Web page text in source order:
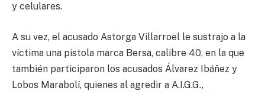
y celulares.
A su vez, el acusado Astorga Villarroel le sustrajo a la
víctima una pistola marca Bersa, calibre 40, en la que
también participaron los acusados Álvarez Ibáñez y
Lobos Marabolí, quienes al agredir a A.I.G.G.,